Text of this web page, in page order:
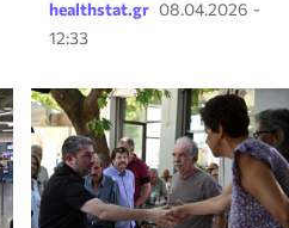
healthstat.gr 08.04.2026 -
12:33